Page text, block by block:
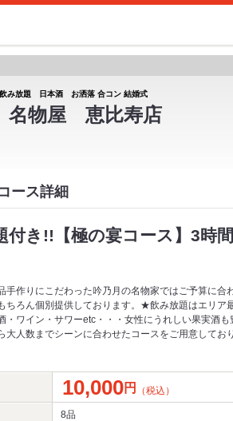
放題 日本酒 お洒落 合コン 結婚式
名物屋 恵比寿店
ース詳細
き!!【極の宴コース】3時
手作りにこだわった吟乃月の名物家ではご予算に合
ちろん個別提供しております。★飲み放題はエリア
・ワイン・サワーetc・・・女性にうれしい果実酒も
大人数までシーンに合わせたコースをご用意してお
10,000円 （税込）
8品